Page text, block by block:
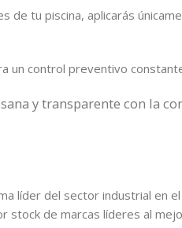
de tu piscina, aplicarás
un control preventivo
y transparente con la
líder del sector industrial en
stock de marcas líderes al